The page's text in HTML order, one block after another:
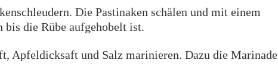
Die Pastinaken schälen und mit einem
bis die Rübe aufgehobelt ist.
Apfeldicksaft und Salz marinieren. Dazu die Marinade